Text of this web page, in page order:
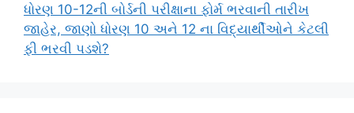
ધોરણ 10-12ની બોર્ડની પરીક્ષાના ફોર્મ ભરવાની તારીખ
જાહેર, જાણો ધોરણ 10 અને 12 ના વિદ્યાર્થીઓને કેટલી
ફી ભરવી પડશે?